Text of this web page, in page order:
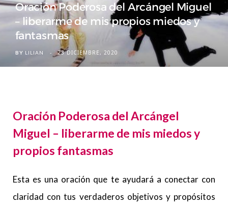
Oración Poderosa del Arcángel Miguel
– liberarme de mis propios miedos y
fantasmas
BY LILIAN 23 DICIEMBRE, 2020
Oración Poderosa del Arcángel
Miguel – liberarme de mis miedos y
propios fantasmas
Esta es una oración que te ayudará a conectar con
claridad con tus verdaderos objetivos y propósitos